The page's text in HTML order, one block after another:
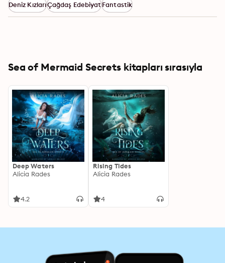
Deniz KızlarıÇağdaş EdebiyatFantastik
Sea of Mermaid Secrets kitapları sırasıyla
Deep Waters
Alicia Rades
4.2
Rising Tides
Alicia Rades
4